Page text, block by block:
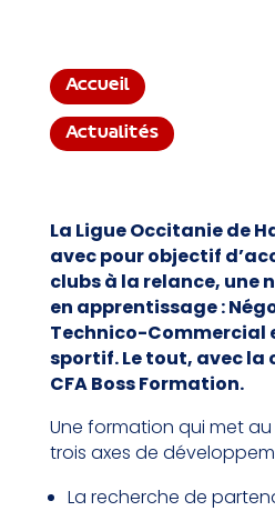
Accueil
Actualités
La Ligue Occitanie de
avec pour objectif
clubs à la relance, une
en apprentissage :
Technico-Commercial
sportif. Le tout, avec
CFA Boss Formation.
Une formation qui met
trois axes de
La recherche de